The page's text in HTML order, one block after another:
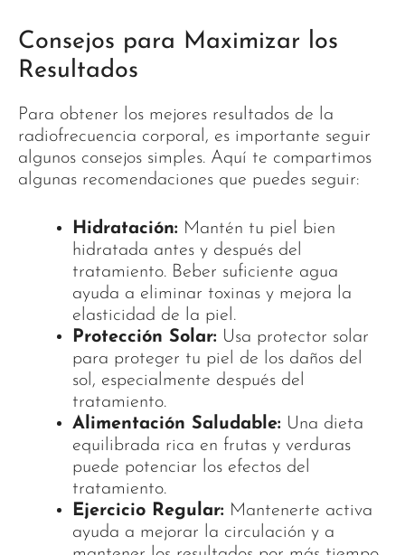
Consejos para Maximizar los
Resultados
Para obtener los mejores resultados de la
radiofrecuencia corporal, es importante seguir
algunos consejos simples. Aquí te compartimos
algunas recomendaciones que puedes seguir:
Hidratación: Mantén tu piel bien
hidratada antes y después del
tratamiento. Beber suficiente agua
ayuda a eliminar toxinas y mejora la
elasticidad de la piel.
Protección Solar: Usa protector solar
para proteger tu piel de los daños del
sol, especialmente después del
tratamiento.
Alimentación Saludable: Una dieta
equilibrada rica en frutas y verduras
puede potenciar los efectos del
tratamiento.
Ejercicio Regular: Mantenerte activa
ayuda a mejorar la circulación y a